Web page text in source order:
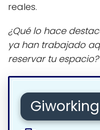
reales.
¿Qué lo hace
ya han trabajado
reservar tu espacio?
Giworking